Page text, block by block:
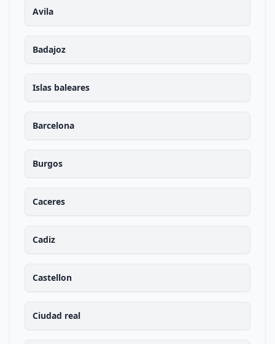
Avila
Badajoz
Islas baleares
Barcelona
Burgos
Caceres
Cadiz
Castellon
Ciudad real